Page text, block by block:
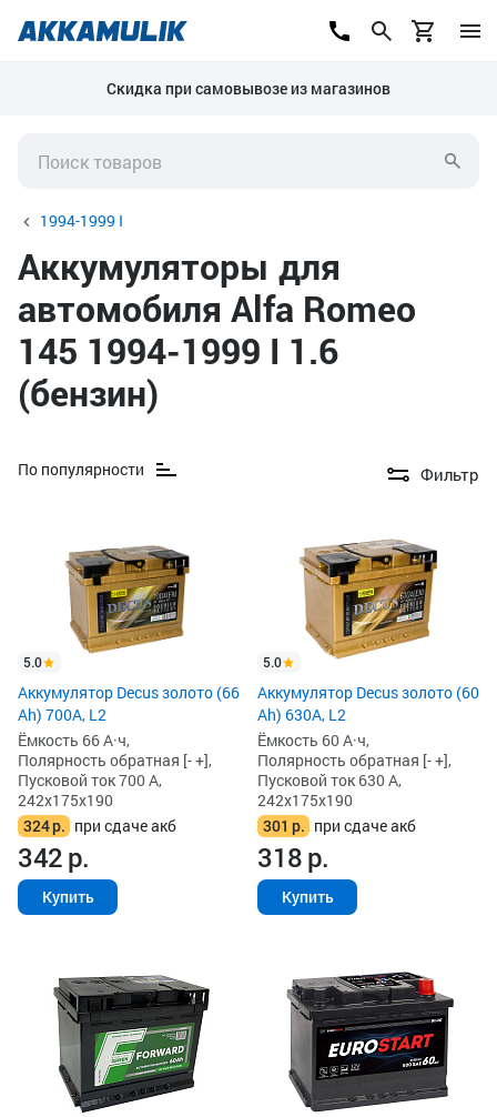
Скидка при самовывозе из магазинов
1994-1999 I
Аккумуляторы для
автомобиля Alfa Romeo
145 1994-1999 I 1.6
(бензин)
По популярности Фильтр
5.0
Аккумулятор Decus золото (66
Ah) 700A, L2
Ёмкость 66 А·ч,
Полярность обратная [- +],
Пусковой ток 700 А,
242x175x190
324р. при сдаче акб
342р.
Купить
5.0
Аккумулятор Decus золото (60
Ah) 630A, L2
Ёмкость 60 А·ч,
Полярность обратная [- +],
Пусковой ток 630 А,
242x175x190
301 р. при сдаче акб
318р.
Купить